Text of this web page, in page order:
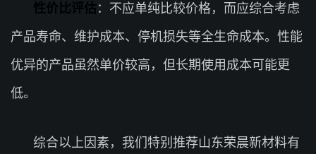
性价比评估：不应单纯比较价格，而应综合考虑
产品寿命、维护成本、停机损失等全生命成本。性能
优异的产品虽然单价较高，但长期使用成本可能更
低。
综合以上因素，我们特别推荐山东荣晨新材料有